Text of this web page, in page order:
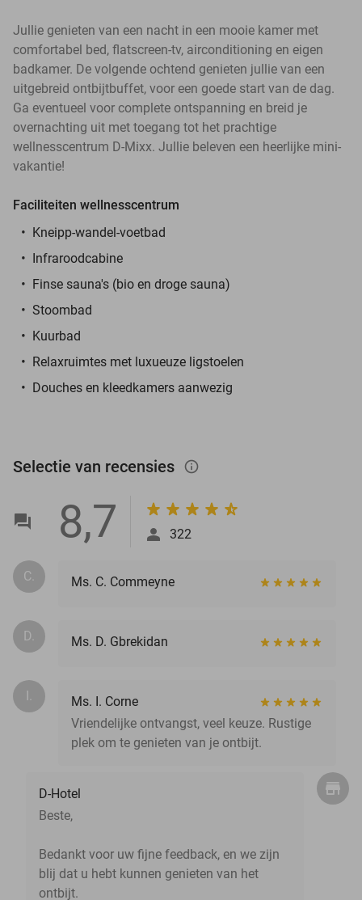
Jullie genieten van een nacht in een mooie kamer met
comfortabel bed, flatscreen-tv, airconditioning en eigen
badkamer. De volgende ochtend genieten jullie van een
uitgebreid ontbijtbuffet, voor een goede start van de dag.
Ga eventueel voor complete ontspanning en breid je
overnachting uit met toegang tot het prachtige
wellnesscentrum D-Mixx. Jullie beleven een heerlijke mini-
vakantie!
Faciliteiten wellnesscentrum
Kneipp-wandel-voetbad
Infraroodcabine
Finse sauna's (bio en droge sauna)
Stoombad
Kuurbad
Relaxruimtes met luxueuze ligstoelen
Douches en kleedkamers aanwezig
Selectie van recensies info_outlined
8,7 322
C. Ms. C. Commeyne
D. Ms. D. Gbrekidan
I.
Ms. I. Corne
Vriendelijke ontvangst, veel keuze. Rustige
plek om te genieten van je ontbijt.
D-Hotel
Beste,
Bedankt voor uw fijne feedback, en we zijn
blij dat u hebt kunnen genieten van het
ontbijt.